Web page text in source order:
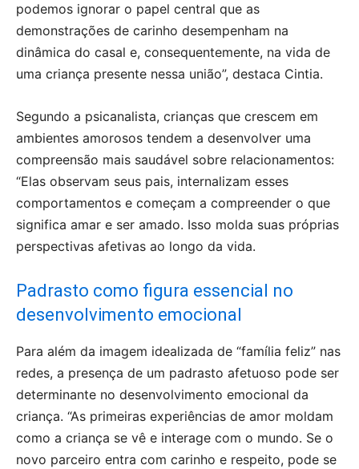
podemos ignorar o papel central que as
demonstrações de carinho desempenham na
dinâmica do casal e, consequentemente, na vida de
uma criança presente nessa união”, destaca Cintia.
Segundo a psicanalista, crianças que crescem em
ambientes amorosos tendem a desenvolver uma
compreensão mais saudável sobre relacionamentos:
“Elas observam seus pais, internalizam esses
comportamentos e começam a compreender o que
significa amar e ser amado. Isso molda suas próprias
perspectivas afetivas ao longo da vida.
Padrasto como figura essencial no
desenvolvimento emocional
Para além da imagem idealizada de “família feliz” nas
redes, a presença de um padrasto afetuoso pode ser
determinante no desenvolvimento emocional da
criança. “As primeiras experiências de amor moldam
como a criança se vê e interage com o mundo. Se o
novo parceiro entra com carinho e respeito, pode se